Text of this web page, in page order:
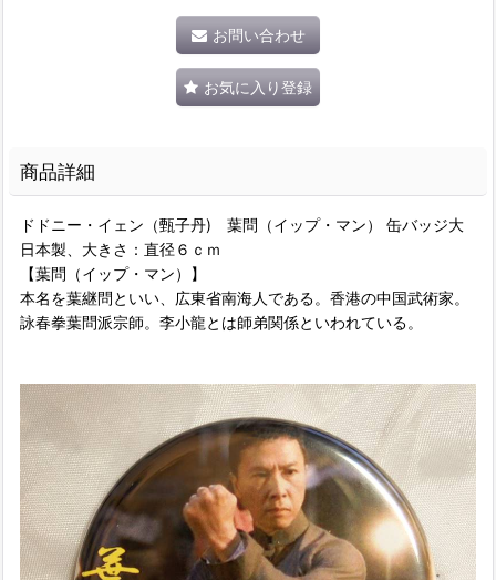
お問い合わせ
お気に入り登録
商品詳細
ドドニー・イェン（甄子丹) 葉問（イップ・マン） 缶バッジ大
日本製、大きさ：直径６ｃｍ
【葉問（イップ・マン）】
本名を葉継問といい、広東省南海人である。香港の中国武術家。
詠春拳葉問派宗師。李小龍とは師弟関係といわれている。